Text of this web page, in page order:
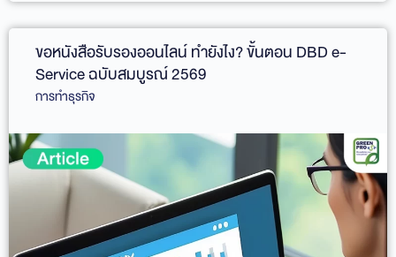
ขอหนังสือรับรองออนไลน์ ทำยังไง? ขั้นตอน DBD e-
Service ฉบับสมบูรณ์ 2569
การทำธุรกิจ